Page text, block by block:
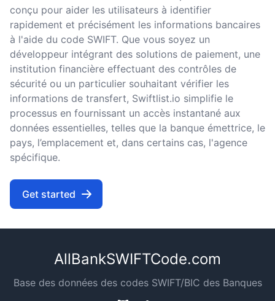
conçu pour aider les utilisateurs à identifier
rapidement et précisément les informations bancaires
à l'aide du code SWIFT. Que vous soyez un
développeur intégrant des solutions de paiement, une
institution financière effectuant des contrôles de
sécurité ou un particulier souhaitant vérifier les
informations de transfert, Swiftlist.io simplifie le
processus en fournissant un accès instantané aux
données essentielles, telles que la banque émettrice, le
pays, l’emplacement et, dans certains cas, l'agence
spécifique.
Get started
AllBankSWIFTCode.com
Base des données des codes SWIFT/BIC des Banques